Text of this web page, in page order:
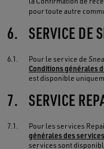
pour toute autre
6. SERVICE DE
6.1. Pour le service de
Conditions générales
est disponible
7. SERVICE
7.1. Pour les services
générales des
services sont